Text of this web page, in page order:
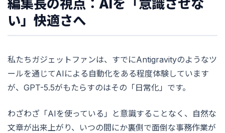
編集長の視点：AIを「意識させな
い」快適さへ
私たちガジェットファンは、すでにAntigravityのようなツ
ールを通じてAIによる自動化をある程度体験しています
が、GPT-5.5がもたらすのはその「日常化」です。
わざわざ「AIを使っている」と意識することなく、自然な
文章が出来上がり、いつの間にか裏側で面倒な事務作業が